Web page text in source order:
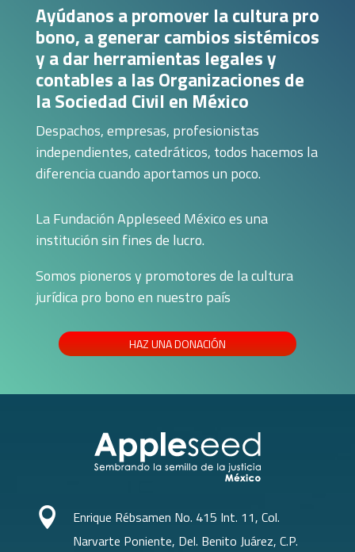
Ayúdanos a promover la cultura pro
bono, a generar cambios sistémicos
y a dar herramientas legales y
contables a las Organizaciones de
la Sociedad Civil en México
Despachos, empresas, profesionistas
independientes, catedráticos, todos hacemos la
diferencia cuando aportamos un poco.
La Fundación Appleseed México es una
institución sin fines de lucro.
Somos pioneros y promotores de la cultura
jurídica pro bono en nuestro país
HAZ UNA DONACIÓN

Enrique Rébsamen No. 415 Int. 11, Col.
Narvarte Poniente, Del. Benito Juárez, C.P.